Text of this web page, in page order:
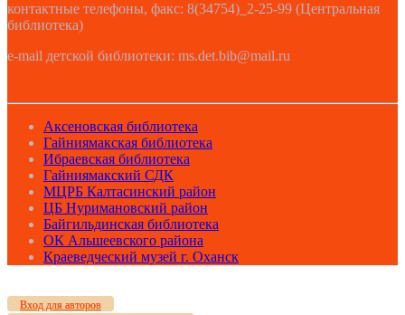
контактные телефоны, факс: 8(34754)_2-25-99 (Центральная
библиотека)
e-mail детской библиотеки: ms.det.bib@mail.ru
Аксеновская библиотека
Гайниямакская библиотека
Ибраевская библиотека
Гайниямакский СДК
МЦРБ Калтасинский район
ЦБ Нуримановский район
Байгильдинская библиотека
ОК Альшеевского района
Краеведческий музей г. Оханск
Вход для авторов